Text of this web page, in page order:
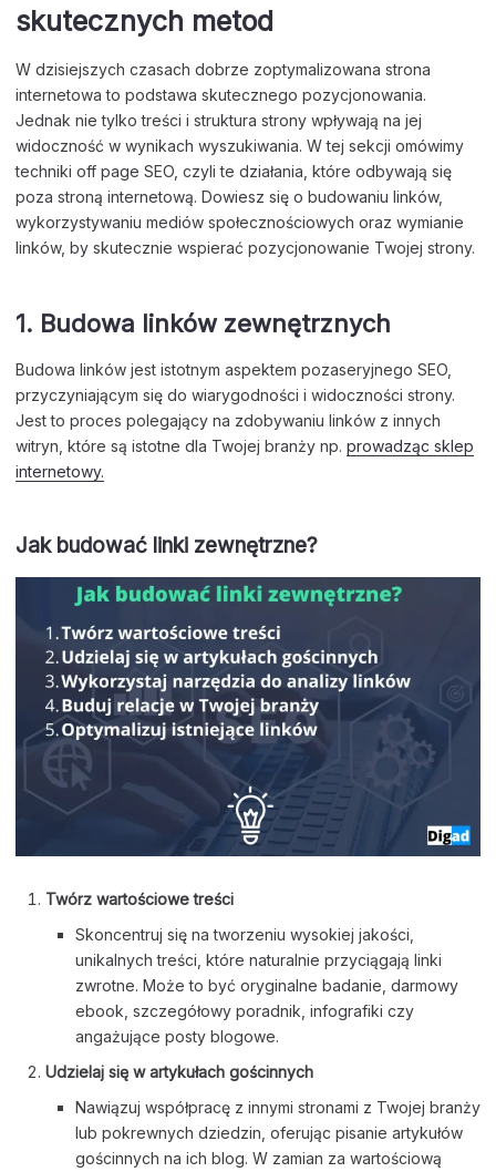
skutecznych metod
W dzisiejszych czasach dobrze zoptymalizowana strona
internetowa to podstawa skutecznego pozycjonowania.
Jednak nie tylko treści i struktura strony wpływają na jej
widoczność w wynikach wyszukiwania. W tej sekcji omówimy
techniki off page SEO, czyli te działania, które odbywają się
poza stroną internetową. Dowiesz się o budowaniu linków,
wykorzystywaniu mediów społecznościowych oraz wymianie
linków, by skutecznie wspierać pozycjonowanie Twojej strony.
1. Budowa linków zewnętrznych
Budowa linków jest istotnym aspektem pozaseryjnego SEO,
przyczyniającym się do wiarygodności i widoczności strony.
Jest to proces polegający na zdobywaniu linków z innych
witryn, które są istotne dla Twojej branży np. prowadząc sklep
internetowy.
Jak budować linki zewnętrzne?
Twórz wartościowe treści
Skoncentruj się na tworzeniu wysokiej jakości,
unikalnych treści, które naturalnie przyciągają linki
zwrotne. Może to być oryginalne badanie, darmowy
ebook, szczegółowy poradnik, infografiki czy
angażujące posty blogowe.
Udzielaj się w artykułach gościnnych
Nawiązuj współpracę z innymi stronami z Twojej branży
lub pokrewnych dziedzin, oferując pisanie artykułów
gościnnych na ich blog. W zamian za wartościową